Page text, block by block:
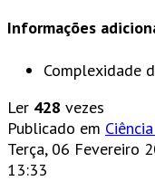
Informações
Complexidade
Ler 428 vezes
Publicado em
Terça, 06 Fevereiro
13:33